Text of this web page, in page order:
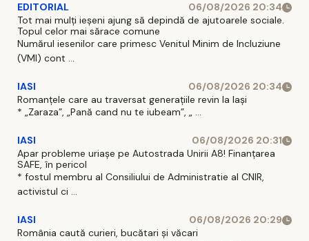
EDITORIAL
06/08/2026 20:34
Tot mai mulți ieșeni ajung să depindă de ajutoarele sociale.
Topul celor mai sărace comune
Numărul iesenilor care primesc Venitul Minim de Incluziune
(VMI) cont ...
IASI
06/08/2026 20:34
Romanțele care au traversat generațiile revin la Iași
* „Zaraza”, „Pană cand nu te iubeam”, „ ...
IASI
06/08/2026 20:31
Apar probleme uriașe pe Autostrada Unirii A8! Finanțarea
SAFE, în pericol
* fostul membru al Consiliului de Administratie al CNIR,
activistul ci ...
IASI
06/08/2026 20:29
România caută curieri, bucătari și văcari